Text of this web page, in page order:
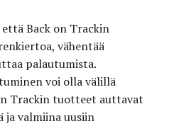
Back on Trackin
vähentää
palautumista.
voi olla välillä
Trackin tuotteet auttavat
ja valmiina uusiin